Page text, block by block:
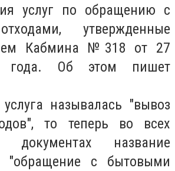
услуг по обращению с
утвержденные
Кабмина №318 от 27
года. Об этом пишет
называлась "вывоз
то теперь во всех
документах название
"обращение с бытовыми